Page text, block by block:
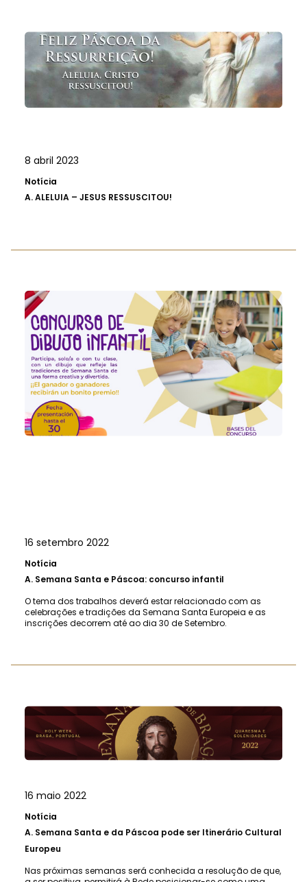
8 abril 2023
Notícia
A.ALELUIA – JESUS RESSUSCITOU!
16 setembro 2022
Notícia
A. Semana Santa e Páscoa: concurso infantil
O tema dos trabalhos deverá estar relacionado com as
celebrações e tradições da Semana Santa Europeia e as
inscrições decorrem até ao dia 30 de Setembro.
16 maio 2022
Notícia
A. Semana Santa e da Páscoa pode ser Itinerário Cultural
Europeu
Nas próximas semanas será conhecida a resolução de que,